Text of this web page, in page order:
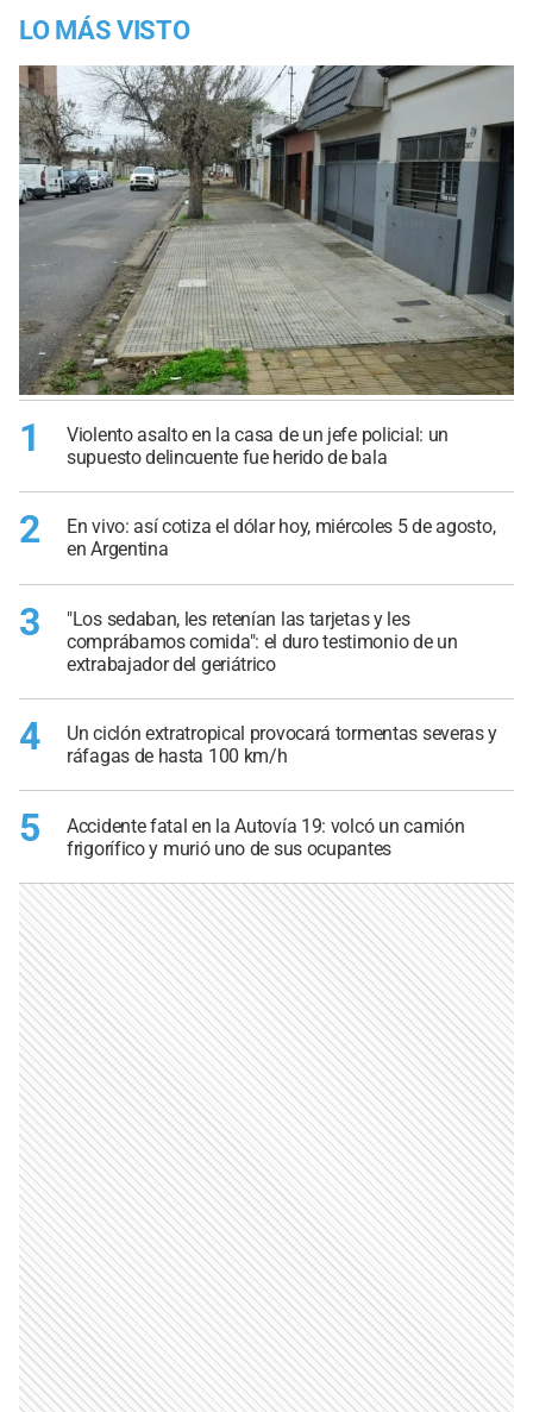
LO MÁS VISTO
1
Violento asalto en la casa de un jefe policial: un
supuesto delincuente fue herido de bala
2
En vivo: así cotiza el dólar hoy, miércoles 5 de agosto,
en Argentina
3
"Los sedaban, les retenían las tarjetas y les
comprábamos comida": el duro testimonio de un
extrabajador del geriátrico
4
Un ciclón extratropical provocará tormentas severas y
ráfagas de hasta 100 km/h
5
Accidente fatal en la Autovía 19: volcó un camión
frigorífico y murió uno de sus ocupantes